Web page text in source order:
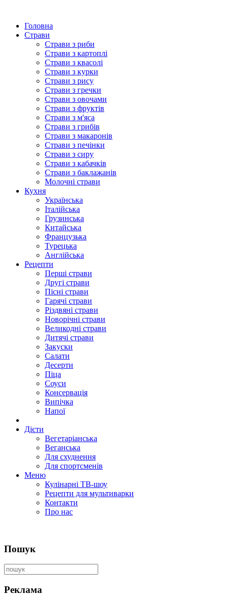
Головна
Страви
Страви з риби
Страви з картоплі
Страви з квасолі
Страви з курки
Страви з рису
Страви з гречки
Страви з овочами
Страви з фруктів
Страви з м'яса
Страви з грибів
Страви з макаронів
Страви з печінки
Страви з сиру
Страви з кабачків
Страви з баклажанів
Молочні страви
Кухня
Українська
Італійська
Грузинська
Китайська
Французька
Турецька
Англійська
Рецепти
Перші страви
Другі страви
Пісні страви
Гарячі страви
Різдвяні страви
Новорічні страви
Великодні страви
Дитячі страви
Закуски
Салати
Десерти
Піца
Соуси
Консервація
Випічка
Напої
Дієти
Вегетаріанська
Веганська
Для схуднення
Для спортсменів
Меню
Кулінарні ТВ-шоу
Рецепти для мультиварки
Контакти
Про нас
Пошук
Реклама